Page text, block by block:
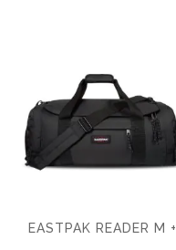
EASTPAK READER M +